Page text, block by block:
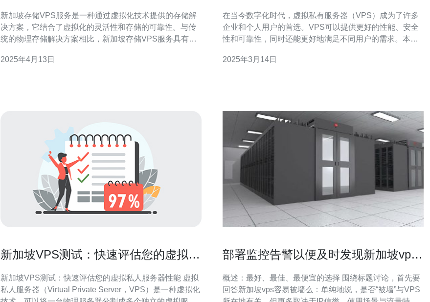
新加坡存储VPS服务是一种通过虚拟化技术提供的存储解
决方案，它结合了虚拟化的灵活性和存储的可靠性。与传
统的物理存储解决方案相比，新加坡存储VPS服务具有以
件和软件技术，可以提供高性能的存储服务，满足用户对
2025年4月13日
在当今数字化时代，虚拟私有服务器（VPS）成为了许多
企业和个人用户的首选。VPS可以提供更好的性能、安全
性和可靠性，同时还能更好地满足不同用户的需求。本文
佳的VPS方案。 新加坡被公认为亚洲最重要的网络和数据
2025年3月14日
新加坡VPS测试：快速评估您的虚拟私
新加坡VPS测试：快速评估您的虚拟私人服务器性能 虚拟
私人服务器（Virtual Private Server，VPS）是一种虚拟化
部署监控告警以便及时发现新加坡vps
概述：最好、最佳、最便宜的选择 围绕标题讨论，首先要
回答新加坡vps容易被墙么：单纯地说，是否“被墙”与VPS